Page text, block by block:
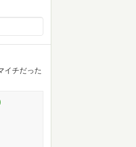
イチだった